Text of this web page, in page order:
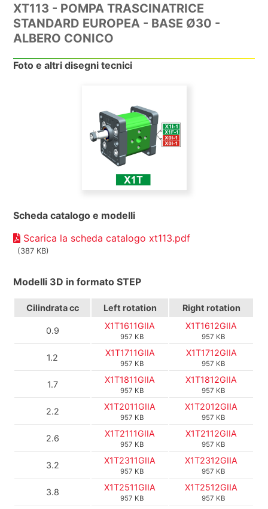
XT113 - POMPA TRASCINATRICE
STANDARD EUROPEA - BASE Ø30 -
ALBERO CONICO
Foto e altri disegni tecnici
Scheda catalogo e modelli
Scarica la scheda catalogo xt113.pdf
(387 KB)
Modelli 3D in formato STEP
Cilindratacc Left rotation Right rotation
0.9 X1T1611GIIA
957 KB
X1T1612GIIA
957 KB
1.2 X1T1711GIIA
957 KB
X1T1712GIIA
957 KB
1.7 X1T1811GIIA
957 KB
X1T1812GIIA
957 KB
2.2 X1T2011GIIA
957 KB
X1T2012GIIA
957 KB
2.6 X1T2111GIIA
957 KB
X1T2112GIIA
957 KB
3.2 X1T2311GIIA
957 KB
X1T2312GIIA
957 KB
3.8 X1T2511GIIA
957 KB
X1T2512GIIA
957 KB